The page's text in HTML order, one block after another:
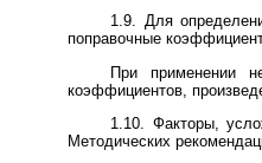
1.9. Для
поправочные
При применении
коэффициентов,
1.10. Факторы,
Методических